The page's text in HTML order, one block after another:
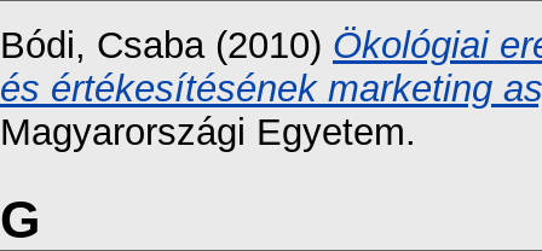
Bódi, Csaba(2010) Ökológiai
és értékesítésének marketing
Magyarországi Egyetem.
G